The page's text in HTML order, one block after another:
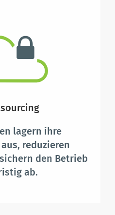
lagern ihre
reduzieren
den Betrieb
ab.